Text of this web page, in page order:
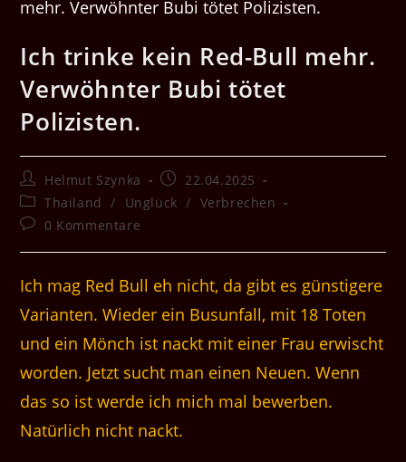
Ich trinke kein Red-Bull mehr.
Verwöhnter Bubi tötet
Polizisten.
Beitrags-
Autor:
Helmut Szynka
Beitrag
veröffentlicht:
22.04.2025
Beitrags-
Kategorie:
Thailand / Unglück / Verbrechen
Beitrags-
0 Kommentare
Ich mag Red Bull eh nicht, da gibt es günstigere
Varianten. Wieder ein Busunfall, mit 18 Toten
und ein Mönch ist nackt mit einer Frau erwischt
worden. Jetzt sucht man einen Neuen. Wenn
das so ist werde ich mich mal bewerben.
Natürlich nicht nackt.